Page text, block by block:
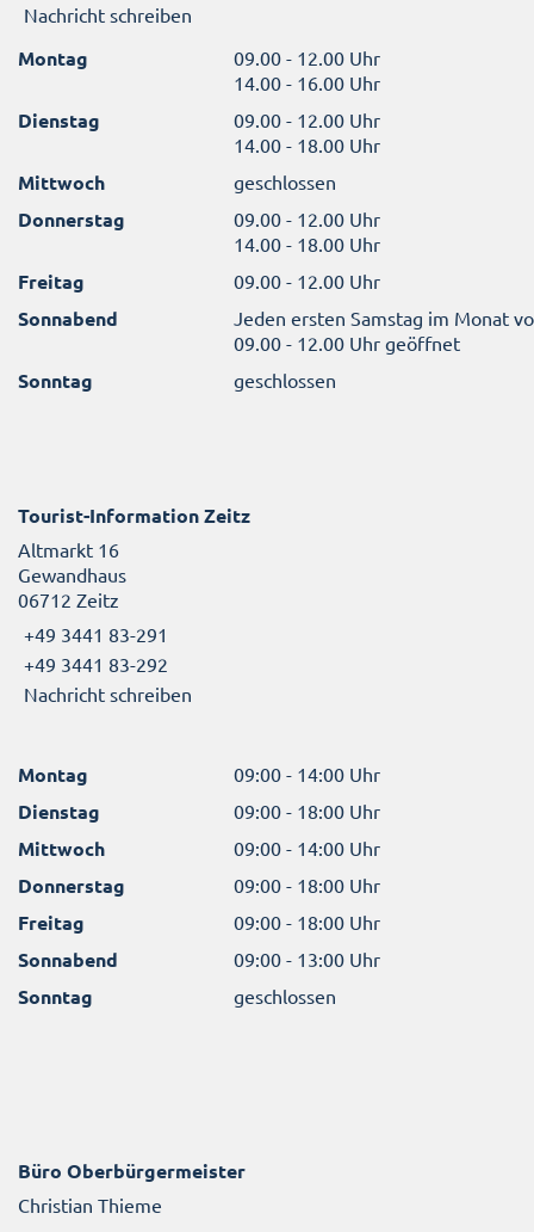
Nachricht schreiben
Montag
09.00 - 12.00 Uhr
14.00 - 16.00 Uhr
Dienstag
09.00 - 12.00 Uhr
14.00 - 18.00 Uhr
Mittwoch geschlossen
Donnerstag
09.00 - 12.00 Uhr
14.00 - 18.00 Uhr
Freitag 09.00 - 12.00 Uhr
Sonnabend
Jeden ersten Samstag im Monat
09.00 - 12.00 Uhr geöffnet
Sonntag geschlossen
Tourist-Information Zeitz
Altmarkt 16
Gewandhaus
06712 Zeitz
+49 3441 83-291
+49 3441 83-292
Nachricht schreiben
Montag 09:00 - 14:00 Uhr
Dienstag 09:00 - 18:00 Uhr
Mittwoch 09:00 - 14:00 Uhr
Donnerstag 09:00 - 18:00 Uhr
Freitag 09:00 - 18:00 Uhr
Sonnabend 09:00 - 13:00 Uhr
Sonntag geschlossen
Büro Oberbürgermeister
Christian Thieme